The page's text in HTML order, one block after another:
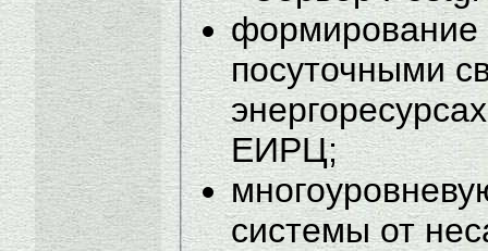
посуточными
ЕИРЦ;
системы от